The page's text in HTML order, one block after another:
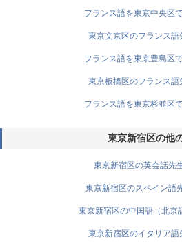
フランス語を東京中央区
東京文京区のフランス語
フランス語を東京豊島区
東京板橋区のフランス語
フランス語を東京杉並区
東京新宿区の他
東京新宿区の英会話先
東京新宿区のスペイン語
東京新宿区の中国語（北京
東京新宿区のイタリア語